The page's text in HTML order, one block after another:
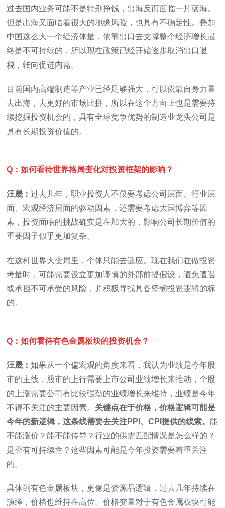
过去国内业务可能不是特别挣钱，出海反而面临一片蓝海。
但是出海又面临着很大的地缘风险，也具有不确定性。叠加
中国这么大一个经济体量，依靠出口去支撑整个经济增长最
终是不可持续的，所以现在政策已经开始逐步取消出口退
税，转向促进内需。
目前国内高端制造等产业已经足够强大，可以依靠自身力量
去出海，去更好的市场比拼，所以在这个方向上也是需要持
续挖掘投资机会的，具有全球竞争优势的制造业龙头公司是
具有长期投资价值的。
Q：如何看待世界格局变化对投资框架的影响？
汪晟：过去几年，职业投资人不仅要考虑公司层面、行业层
面、宏观经济层面的驱动因素，还需要考虑大国博弈等因
素，投资面临的挑战确实是在加大的，影响公司长期价值的
重要因子似乎更加复杂。
在这种世界大变局里，个体只能去适应。现在我们在做投资
考量时，可能需要设立更加谨慎的外部前提假设，避免遭遇
或承担不可承受的风险，并积极寻找具备坚韧投资逻辑的标
的。
Q：如何看待有色金属板块的投资机会？
汪晟：如果从一个偏宏观的角度来看，我认为业绩是今年股
市的主线，股市的上行需要上市公司业绩增长来推动，个股
的上涨需要公司有比较强劲的业绩增长来维持，业绩是今年
不得不关注的主要因素。 关键点在于价格，价格逻辑可能是
今年的新逻辑，这条线需要去关注PPI、CPI提供的线索。能
不能涨价？能不能传导？行业的供需匹配情况是怎么样的？
是否有可持续性？这些因素可能是今年投资需要着重关注
的。
具体到有色金属板块，更像是资源品逻辑，过去几年持续在
演绎，价格也维持在高位。价格变量对于有色金属板块可能